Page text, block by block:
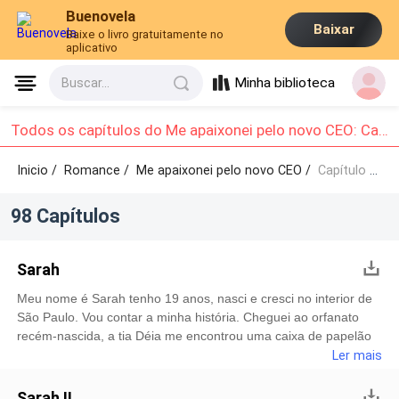
Buenovela
Baixe o livro gratuitamente no
aplicativo
Baixar
Buscar... Minha biblioteca
Todos os capítulos do Me apaixonei pelo novo CEO: Capítulo 1 - Capítulo 10
Inicio / Romance/Me apaixonei pelo novo CEO / Capítulo 1 - Capítulo 10
98 Capítulos
Sarah
Meu nome é Sarah tenho 19 anos, nasci e cresci no interior de
São Paulo. Vou contar a minha história. Cheguei ao orfanato
recém-nascida, a tia Déia me encontrou uma caixa de papelão
abandonada no portão. Ela sempre cuidou de mim com muito
calma, que evitava confusão com as outras crianças, mais não
Ler mais